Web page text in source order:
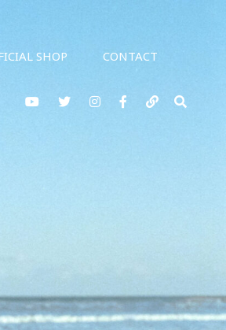
SHOP CONTACT
YouTube
twitterInstagramFacebook
note